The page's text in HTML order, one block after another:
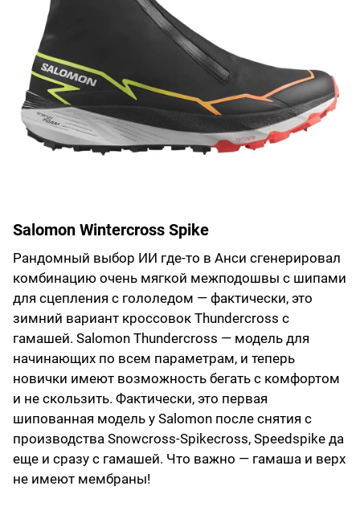
Salomon Wintercross Spike
Рандомный выбор ИИ где-то в Анси сгенерировал
комбинацию очень мягкой межподошвы с шипами
для сцепления с гололедом — фактически, это
зимний вариант кроссовок Thundercross c
гамашей. Salomon Thundercross — модель для
начинающих по всем параметрам, и теперь
новички имеют возможность бегать с комфортом
и не скользить. Фактически, это первая
шипованная модель у Salomon после снятия с
производства Snowcross-Spikecross, Speedspike да
еще и сразу с гамашей. Что важно — гамаша и верх
не имеют мембраны!